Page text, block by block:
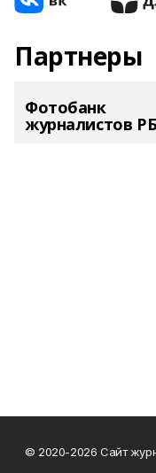
Партнеры
Фотобанк
журналистов РБ
© 2020-2026 Сайт